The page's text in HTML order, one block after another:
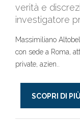
verità e
investigatore
Massimiliano
con sede a Roma,
private, azien..
SCOPRI DI PIÙ